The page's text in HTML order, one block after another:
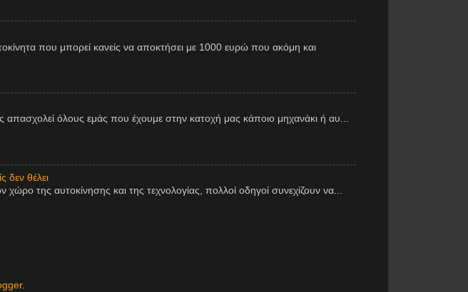
που μπορεί κανείς να αποκτήσει με 1000 ευρώ που ακόμη και
απασχολεί όλους εμάς που έχουμε στην κατοχή μας κάποιο μηχανάκι ή αυ...
δεν θέλει
χώρο της αυτοκίνησης και της τεχνολογίας, πολλοί οδηγοί συνεχίζουν να...
.